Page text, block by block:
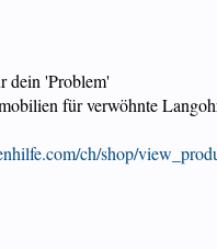
dein 'Problem'
für verwöhnte
ch/shop/